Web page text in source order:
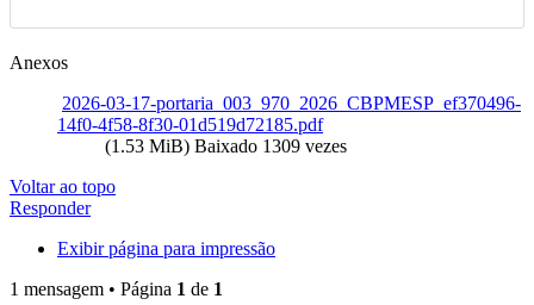
Anexos
2026-03-17-portaria_003_970_2026_CBPMESP_ef370496-
14f0-4f58-8f30-01d519d72185.pdf
(1.53 MiB) Baixado 1309 vezes
Voltar ao topo
Responder
Exibir página para impressão
1 mensagem • Página 1 de 1